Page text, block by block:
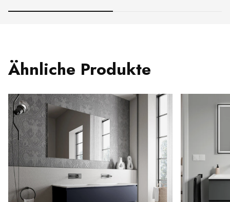
Ähnliche Produkte